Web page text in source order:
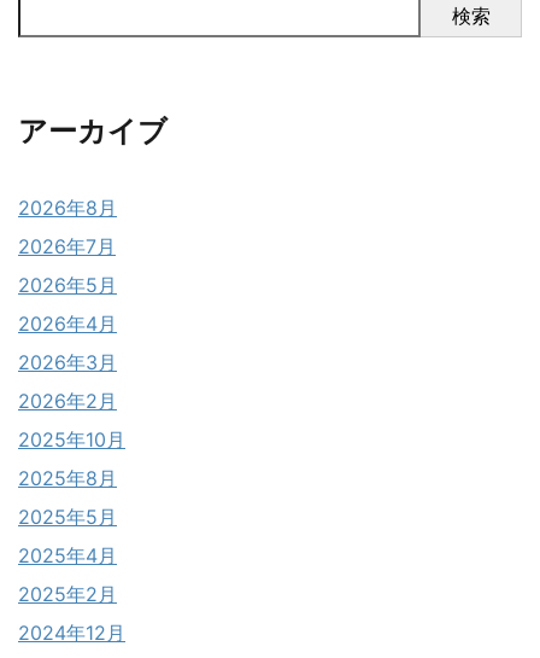
検索
アーカイブ
2026年8月
2026年7月
2026年5月
2026年4月
2026年3月
2026年2月
2025年10月
2025年8月
2025年5月
2025年4月
2025年2月
2024年12月